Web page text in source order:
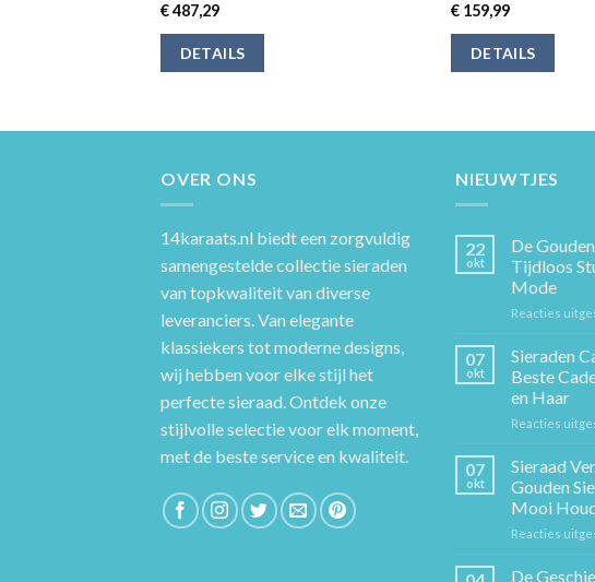
€487,29
DETAILS
€ 159,99
DETAILS
OVER ONS
14karaats.nl biedt een zorgvuldig
samengestelde collectie sieraden
van topkwaliteit van diverse
leveranciers. Van elegante
klassiekers tot moderne designs,
wij hebben voor elke stijl het
perfecte sieraad. Ontdek onze
stijlvolle selectie voor elk moment,
met de beste service en kwaliteit.
NIEUWTJES
22
okt
De
Tijdloos
Mode
Reacties
07
okt
Sieraden
Beste
en Haar
Reacties
07
okt
Sieraad
Gouden
Mooi
Reacties
De